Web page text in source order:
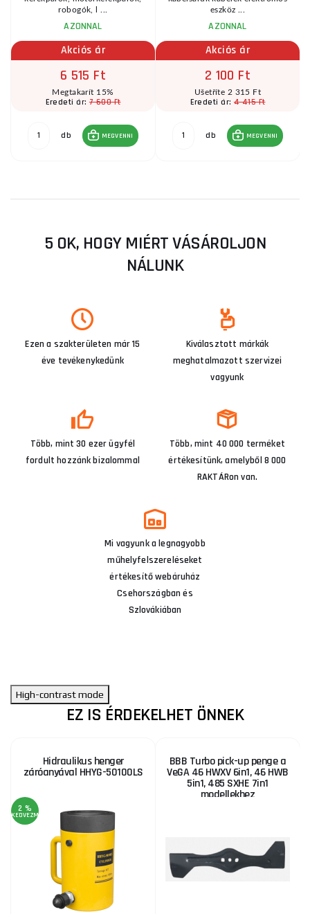
robogók, l ...
AZONNAL
Akciós ár
6 515 Ft
Megtakarít 15%
Eredeti ár:7 600 Ft
db MEGVENNI
eszköz ...
AZONNAL
Akciós ár
2 100 Ft
Ušetříte 2 315 Ft
Eredeti ár:4 415 Ft
db MEGVENNI
5 OK, HOGY MIÉRT VÁSÁROLJON
NÁLUNK
Ezen a szakterületen már 15
éve tevékenykedünk
Kiválasztott márkák
meghatalmazott szervizei
vagyunk
Több, mint 30 ezer ügyfél
fordult hozzánk bizalommal
Több, mint 40 000 terméket
értékesítünk, amelyből 8 000
RAKTÁRon van.
Mi vagyunk a legnagyobb
műhelyfelszereléseket
értékesítő webáruház
Csehországban és
Szlovákiában
High-contrast mode
EZ IS ÉRDEKELHET ÖNNEK
Hidraulikus henger
záróanyával HHYG-50100LS
2 %
KEDVEZMÉNY
BBB Turbo pick-up penge a
VeGA 46 HWXV 6in1, 46 HWB
5in1, 485 SXHE 7in1
modellekhez